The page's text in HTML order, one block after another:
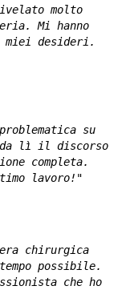
molto
Mi hanno
miei desideri.
su
lì il discorso
completa.
lavoro!"
chirurgica
possibile.
che ho